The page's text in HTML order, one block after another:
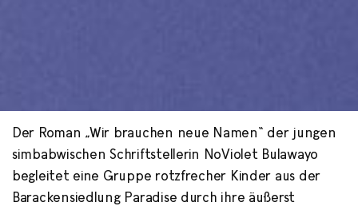
Wir brauchen neue
Namen
Der Roman „Wir brauchen neue Namen“ der jungen
simbabwischen Schriftstellerin NoViolet Bulawayo
begleitet eine Gruppe rotzfrecher Kinder aus der
Barackensiedlung Paradise durch ihre äußerst